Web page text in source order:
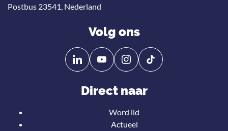
Postbus 23541, Nederland
Volg ons
Volg
ons
Linkedin
Volg
ons
YouTube
Direct naar
Word lid
Actueel